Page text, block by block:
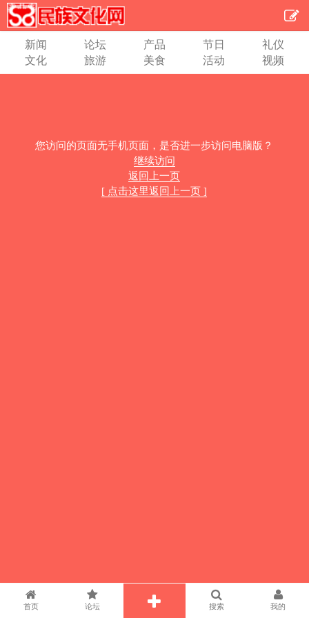
新闻 论坛 产品 节日
礼仪
文化
旅游 美食 活动 视频
您访问的页面无手机页面，是否进一步访问电脑版？
继续访问
返回上一页
[ 点击这里返回上一页 ]
首页 论坛 搜索 我的